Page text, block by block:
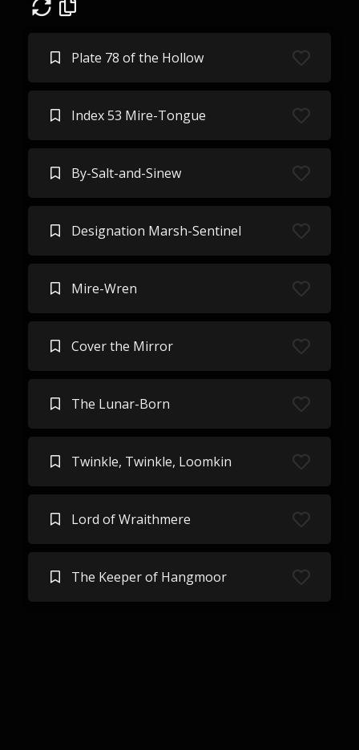
Plate 78 of the Hollow
Index 53 Mire-Tongue
By-Salt-and-Sinew
Designation Marsh-Sentinel
Mire-Wren
Cover the Mirror
The Lunar-Born
Twinkle, Twinkle, Loomkin
Lord of Wraithmere
The Keeper of Hangmoor